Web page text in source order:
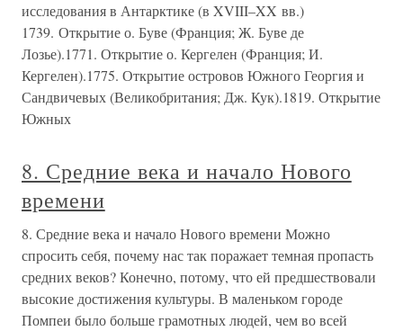
исследования в Антарктике (в XVIII–XX вв.)
1739. Открытие о. Буве (Франция; Ж. Буве де
Лозье).1771. Открытие о. Кергелен (Франция; И.
Кергелен).1775. Открытие островов Южного Георгия и
Сандвичевых (Великобритания; Дж. Кук).1819. Открытие
Южных
8. Средние века и начало Нового
времени
8. Средние века и начало Нового времени Можно
спросить себя, почему нас так поражает темная пропасть
средних веков? Конечно, потому, что ей предшествовали
высокие достижения культуры. В маленьком городе
Помпеи было больше грамотных людей, чем во всей